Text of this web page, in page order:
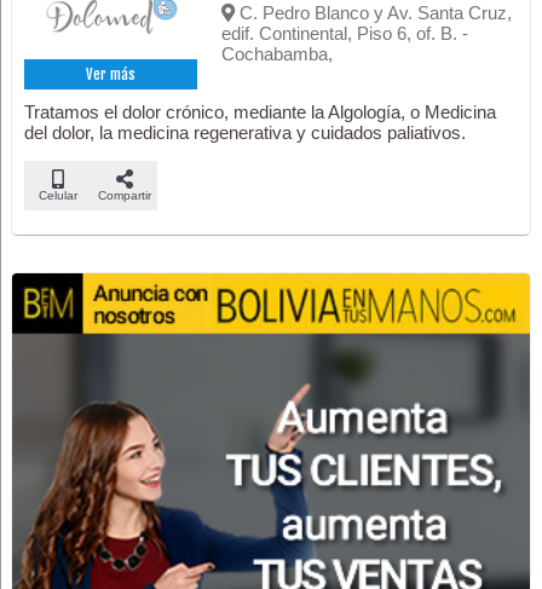
Ver más
C. Pedro Blanco y Av. Santa Cruz,
edif. Continental, Piso 6, of. B. -
Cochabamba,
Tratamos el dolor crónico, mediante la Algología, o Medicina
del dolor, la medicina regenerativa y cuidados paliativos.
Celular Compartir